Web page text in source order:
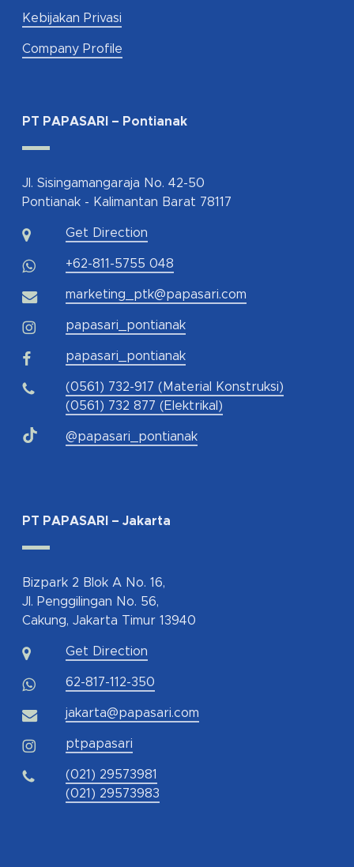
Kebijakan Privasi
Company Profile
PT PAPASARI – Pontianak
Jl. Sisingamangaraja No. 42-50
Pontianak - Kalimantan Barat 78117
Get Direction
+62-811-5755 048
marketing_ptk@papasari.com
papasari_pontianak
papasari_pontianak
(0561) 732-917 (Material Konstruksi)
(0561) 732 877 (Elektrikal)
@papasari_pontianak
PT PAPASARI – Jakarta
Bizpark 2 Blok A No. 16,
Jl. Penggilingan No. 56,
Cakung, Jakarta Timur 13940
Get Direction
62-817-112-350
jakarta@papasari.com
ptpapasari
(021) 29573981
(021) 29573983